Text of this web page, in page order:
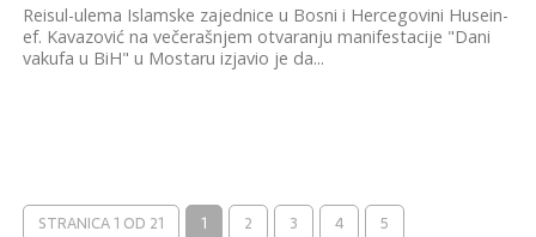
Reisul-ulema Islamske zajednice u Bosni i Hercegovini Husein-
ef. Kavazović na večerašnjem otvaranju manifestacije "Dani
vakufa u BiH" u Mostaru izjavio je da...
STRANICA 1 OD 21 1 2 3 4
5